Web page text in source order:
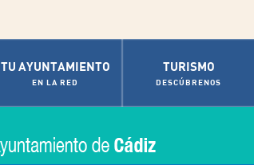
TU AYUNTAMIENTO
EN LA RED
TURISMO
DESCÚBRENOS